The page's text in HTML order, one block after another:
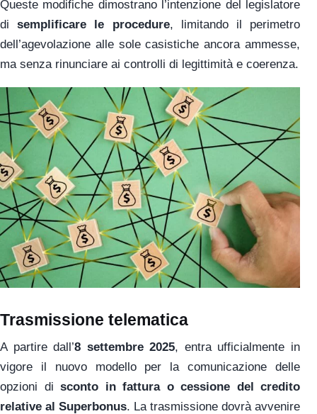
Queste modifiche dimostrano l’intenzione del legislatore
disemplificare le procedure, limitando il perimetro
dell’agevolazione alle sole casistiche ancora ammesse,
ma senza rinunciare ai controlli di legittimità e coerenza.
Trasmissione telematica
A partire dall’8 settembre 2025, entra ufficialmente in
vigore il nuovo modello per la comunicazione delle
opzioni di sconto in fattura o cessione del credito
relative al Superbonus. La trasmissione dovrà avvenire